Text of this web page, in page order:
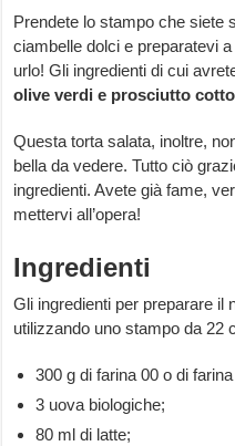
Prendete lo stampo che siete
ciambelle dolci e preparatevi
urlo! Gli ingredienti di cui
olive verdi e prosciutto
Questa torta salata, inoltre,
bella da vedere. Tutto ciò
ingredienti. Avete già fame,
mettervi all’opera!
Ingredienti
Gli ingredienti per preparare il
utilizzando uno stampo da 22
300 g di farina 00 o di
3 uova biologiche;
80 ml di latte;